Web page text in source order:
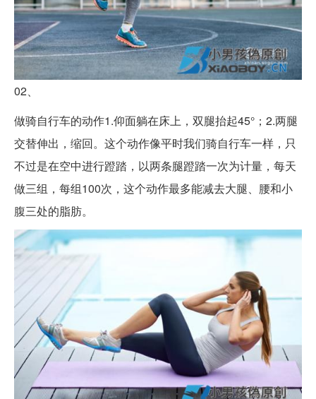
02、
做骑自行车的动作1.仰面躺在床上，双腿抬起45°；2.两腿
交替伸出，缩回。这个动作像平时我们骑自行车一样，只
不过是在空中进行蹬踏，以两条腿蹬踏一次为计量，每天
做三组，每组100次，这个动作最多能减去大腿、腰和小
腹三处的脂肪。